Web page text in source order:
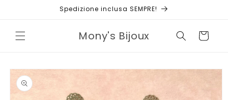
Spedizione inclusa SEMPRE!
Mony's Bijoux Carrello
Passa alle
informazioni
sul prodotto